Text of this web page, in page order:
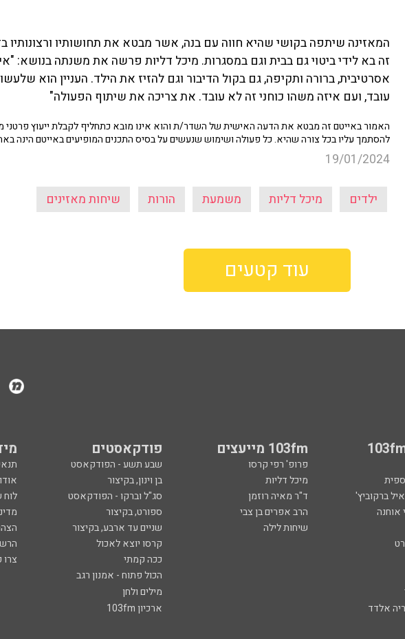
המאזינה שיתפה בקושי שהיא חווה עם בנה, אשר מבטא את תחושותיו ורצונותיו
זה בא לידי ביטוי גם בבית וגם במסגרות. מיכל דליות פרשה את משנתה בנושא:
אסרטיבית, ברורה ותקיפה, גם בקול הדיבור וגם להזיז את הילד. העניין הוא
עובד, ועם איזה משהו כוחני זה לא עובד. את צריכה את שיתוף הפעולה"
האמור באייטם זה מבטא את הדעה האישית של השדר/ת והוא אינו מובא כתחליף לקבלת ייעוץ פרטני
להסתמך עליו בכל צורה שהיא. כל פעולה ושימוש שנעשים על בסיס התכנים המופיעים באייטם הינה
19/01/2024
ילדים מיכל דליות משמעת הורות שיחות מאזינים
עוד קטעים
103fm מייעצים פודקאסטים
פרופ' רפי קרסו שבע תשע - הפודקאסט
מיכל דליות בן וינון, בקיצור
ברקוביץ'
ד"ר מאיה רוזמן סג"ל וברקו - הפודקאסט
לוח
אוחנה
הרב אפרים בן צבי ספורט, בקיצור
שיחות לילה שניים עד ארבע, בקיצור
קרסו יוצא לאכול
ככה קמתי
הכול פתוח - אמנון רגב
מילים ולחן
אלדד
ארכיון 103fm